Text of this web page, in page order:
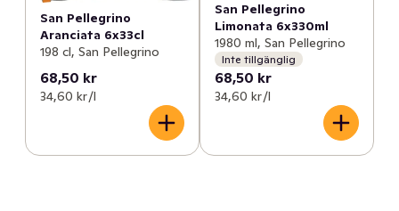
San Pellegrino
Aranciata 6x33cl
198 cl, San Pellegrino
68,50 kr
34,60 kr /l
San Pellegrino
Limonata 6x330ml
1980 ml, San Pellegrino
Inte tillgänglig
68,50 kr
34,60 kr /l